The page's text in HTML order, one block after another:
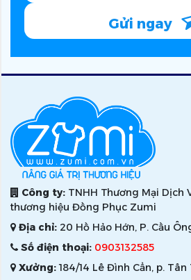
Gửi ngay
Công ty: TNHH Thương Mại Dịch
thương hiệu Đồng Phục Zumi
Địa chỉ: 20 Hồ Hảo Hớn, P. Cầu
Số điện thoại: 0903132585
Xưởng:184/14 Lê Đình Cẩn, p. Tân